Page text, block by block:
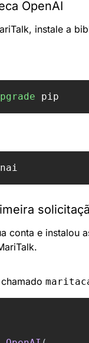
OpenAI
instale a
conta e instalou